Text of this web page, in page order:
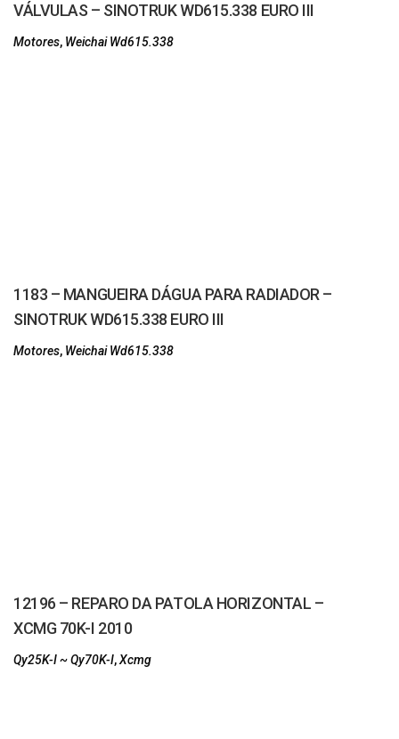
VÁLVULAS – SINOTRUK WD615.338 EURO III
Motores, Weichai Wd615.338
1183 – MANGUEIRA DÁGUA PARA RADIADOR –
SINOTRUK WD615.338 EURO III
Motores, Weichai Wd615.338
12196 – REPARO DA PATOLA HORIZONTAL –
XCMG 70K-I 2010
Qy25K-I ~ Qy70K-I,Xcmg